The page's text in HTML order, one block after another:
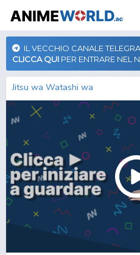
IL VECCHIO CANALE
CLICCA QUI PER ENTRARE NEL
Jitsu wa Watashi wa